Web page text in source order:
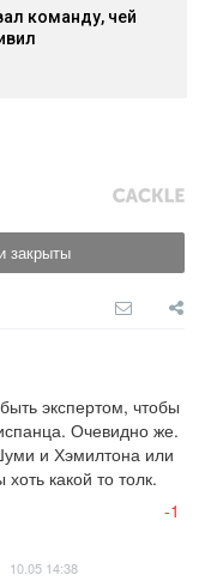
команду, чей
закрыты
экспертом, чтобы
Очевидно же.
и Хэмилтона или
какой то толк.
-1
10.05 14:38